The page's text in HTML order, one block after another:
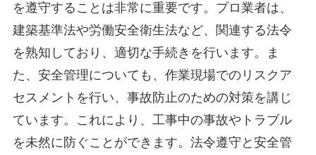
を遵守することは非常に重要です。プロ業者は、
建築基準法や労働安全衛生法など、関連する法令
を熟知しており、適切な手続きを行います。ま
た、安全管理についても、作業現場でのリスクア
セスメントを行い、事故防止のための対策を講じ
ています。これにより、工事中の事故やトラブル
を未然に防ぐことができます。法令遵守と安全管